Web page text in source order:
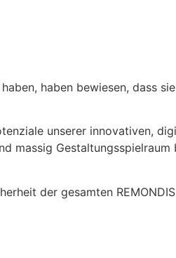
haben bewiesen, dass
unserer innovativen,
massig
der gesamten